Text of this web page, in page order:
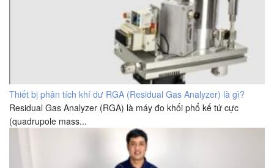
Thiết bị phân tích khí dư RGA (Residual Gas Analyzer) là gì?
Residual Gas Analyzer (RGA) là máy đo khối phổ kế tứ cực
(quadrupole mass...